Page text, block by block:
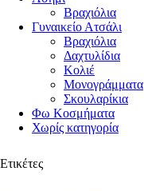
Βραχιόλια
Γυναικείο Ατσάλι
Βραχιόλια
Δαχτυλίδια
Κολιέ
Μονογράμματα
Σκουλαρίκια
Φω Κοσμήματα
Χωρίς κατηγορία
Ετικέτες